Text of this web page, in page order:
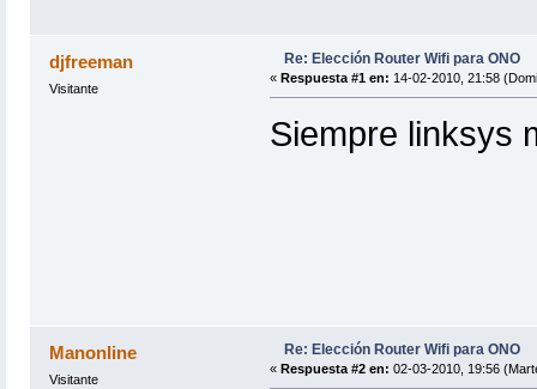
djfreeman
Visitante
Re: Elección Router Wifi para ONO
« Respuesta #1 en: 14-02-2010, 21:58
Siempre linksys
Manonline
Visitante
Re: Elección Router Wifi para ONO
« Respuesta #2 en: 02-03-2010, 19:56